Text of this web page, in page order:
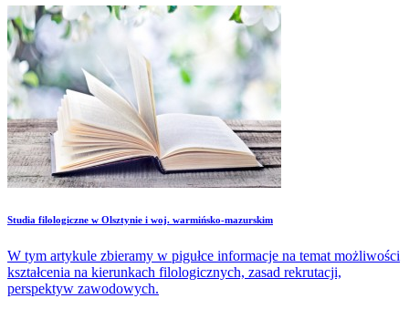
Studia filologiczne w Olsztynie i woj. warmińsko-mazurskim
W tym artykule zbieramy w pigułce informacje na temat możliwości
kształcenia na kierunkach filologicznych, zasad rekrutacji,
perspektyw zawodowych.